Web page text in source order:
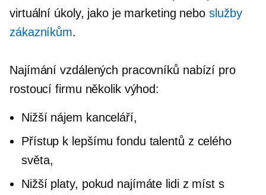
virtuální úkoly, jako je marketing nebo služby
zákazníkům.
Najímání vzdálených pracovníků nabízí pro
rostoucí firmu několik výhod:
Nižší nájem kanceláří,
Přístup k lepšímu fondu talentů z celého
světa,
Nižší platy, pokud najímáte lidi z míst s